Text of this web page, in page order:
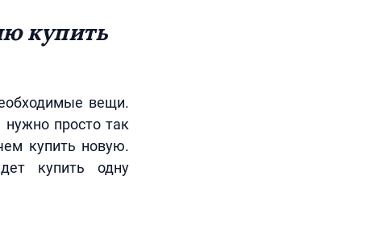
купить
вещи.
просто так
купить новую.
купить одну